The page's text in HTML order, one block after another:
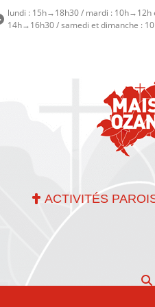
lundi : 15h→18h30 / mardi :
14h→16h30 / samedi et dimanche :
ACTIVITÉS